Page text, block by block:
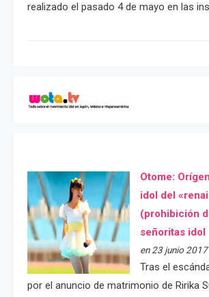
realizado el pasado 4 de mayo en las
Otome:
idol del
(prohibición
señoritas idol
en 23 junio 2017
Tras el
por el anuncio de matrimonio de Ririka